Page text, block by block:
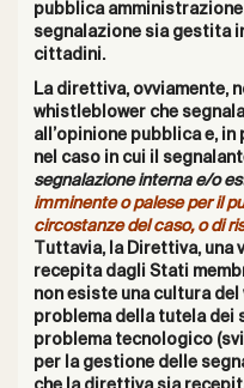
pubblica
segnalazione sia gestita
cittadini.
La direttiva, ovviamente,
whistleblower che
all’opinione pubblica e,
nel caso in cui il
segnalazione interna e/o
imminente o palese per il
circostanze del caso, o di
Tuttavia, la Direttiva,
recepita dagli Stati
non esiste una cultura
problema della tutela dei
problema tecnologico
per la gestione delle